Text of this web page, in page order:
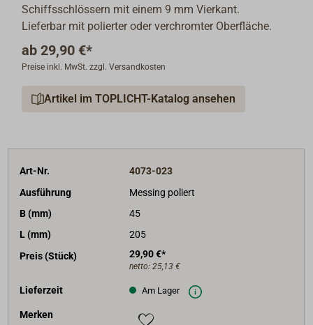
Schiffsschlössern mit einem 9 mm Vierkant.
Lieferbar mit polierter oder verchromter Oberfläche.
ab 29,90 €*
Preise inkl. MwSt. zzgl. Versandkosten
Artikel im TOPLICHT-Katalog ansehen
Art-Nr.
4073-023
Ausführung
Messing poliert
B (mm)
45
L (mm)
205
Preis (Stück)
29,90 €*
netto: 25,13 €
Lieferzeit Am Lager
Merken